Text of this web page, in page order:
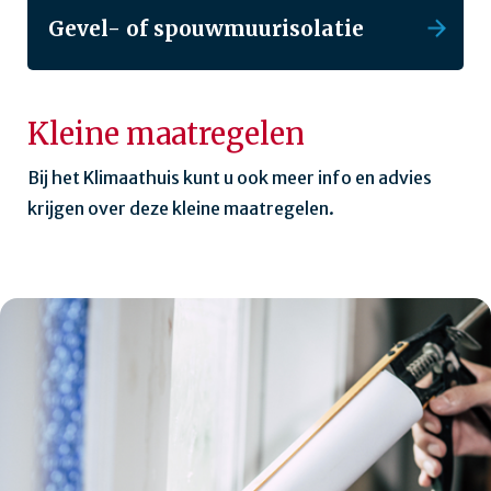
Gevel- of spouwmuurisolatie
Kleine maatregelen
Bij het Klimaathuis kunt u ook meer info en advies
krijgen over deze kleine maatregelen.